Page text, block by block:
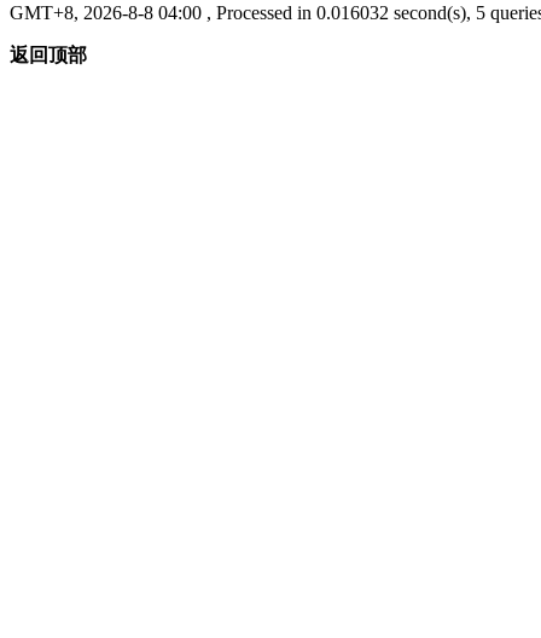
GMT+8, 2026-8-8 04:00 , Processed in 0.016032 second(s), 5
返回顶部